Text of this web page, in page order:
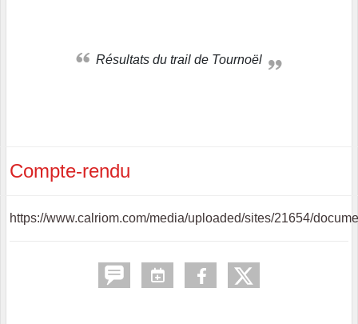
Résultats du trail de Tournoël
Compte-rendu
https://www.calriom.com/media/uploaded/sites/21654/